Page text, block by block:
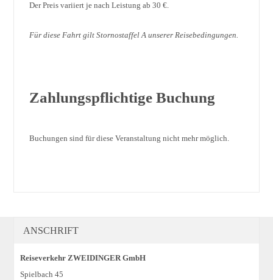
Der Preis variiert je nach Leistung ab 30 €.
Für diese Fahrt gilt Stornostaffel A unserer Reisebedingungen.
Zahlungspflichtige Buchung
Buchungen sind für diese Veranstaltung nicht mehr möglich.
ANSCHRIFT
Reiseverkehr ZWEIDINGER GmbH
Spielbach 45